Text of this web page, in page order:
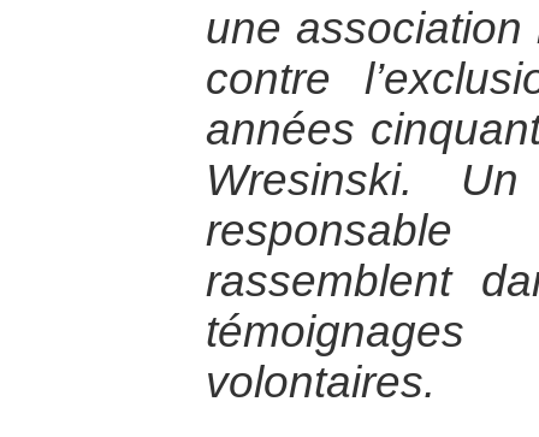
une association
contre
années
Wresinski.
rassemblent
volontaires.